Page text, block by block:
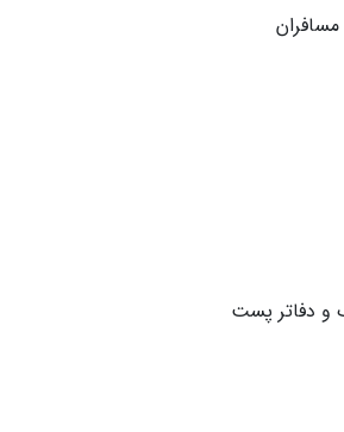
و دفاتر پست